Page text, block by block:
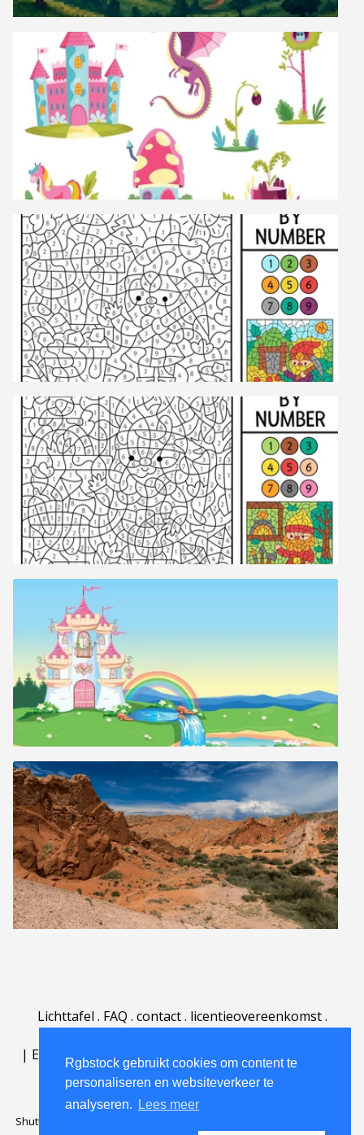
Rgbstock gebruikt cookies om content te
personaliseren en websiteverkeer te
analyseren.
Lees meer
Lichttafel . FAQ . contact. licentieovereenkomst.
| English | Deutsch Español | Português
Nederlands|
Shutterstock official partner of Rgbstock